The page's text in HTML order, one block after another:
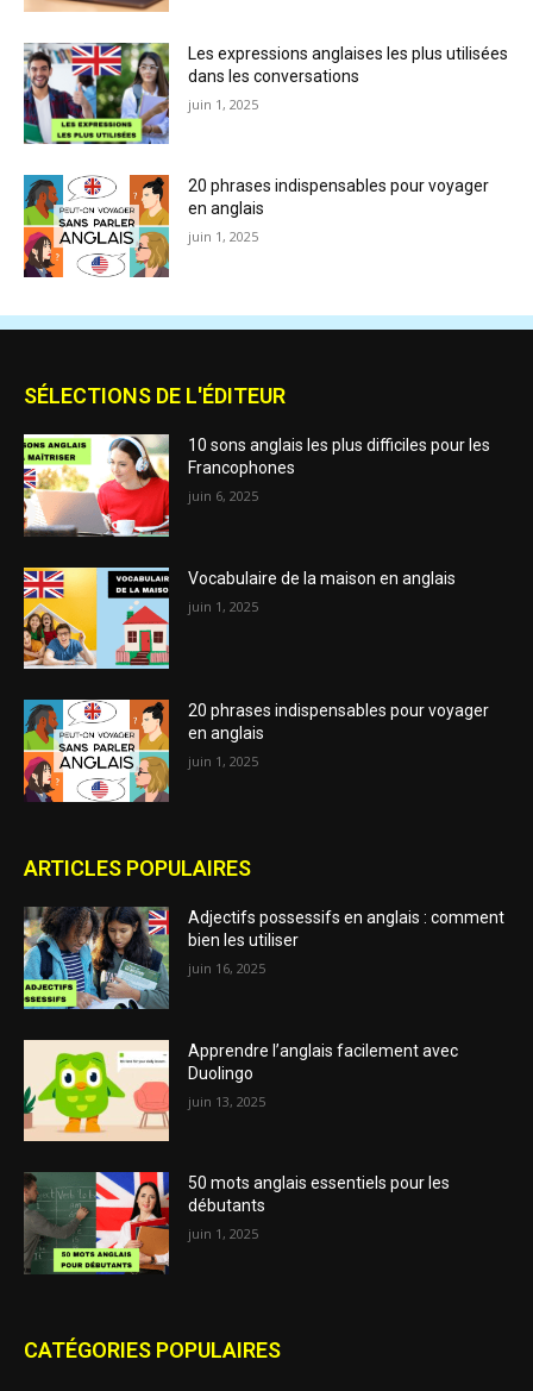
Les expressions anglaises les plus utilisées
dans les conversations
juin 1, 2025
20 phrases indispensables pour voyager
en anglais
juin 1, 2025
SÉLECTIONS DE L'ÉDITEUR
10 sons anglais les plus difficiles pour les
Francophones
juin 6, 2025
Vocabulaire de la maison en anglais
juin 1, 2025
20 phrases indispensables pour voyager
en anglais
juin 1, 2025
ARTICLES POPULAIRES
Adjectifs possessifs en anglais : comment
bien les utiliser
juin 16, 2025
Apprendre l’anglais facilement avec
Duolingo
juin 13, 2025
50 mots anglais essentiels pour les
débutants
juin 1, 2025
CATÉGORIES POPULAIRES